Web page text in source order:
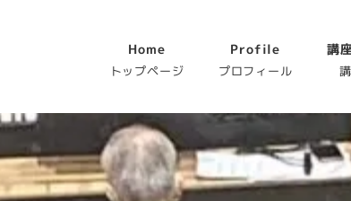
Home
トップページ
Profile
プロフィール
講